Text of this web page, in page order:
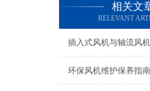
相关文
RELEVANT